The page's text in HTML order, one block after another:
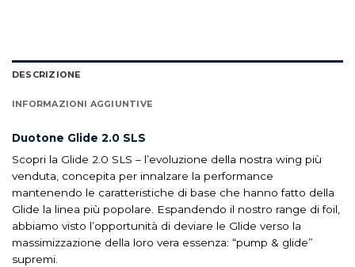
DESCRIZIONE
INFORMAZIONI AGGIUNTIVE
Duotone Glide 2.0 SLS
Scopri la Glide 2.0 SLS – l’evoluzione della nostra wing più
venduta, concepita per innalzare la performance
mantenendo le caratteristiche di base che hanno fatto della
Glide la linea più popolare. Espandendo il nostro range di foil,
abbiamo visto l’opportunità di deviare le Glide verso la
massimizzazione della loro vera essenza: “pump & glide”
supremi.